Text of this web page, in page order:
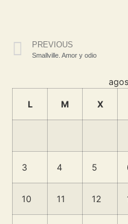
PREVIOUS
Smallville. Amor y odio
L M X
3 4 5
10 11 12